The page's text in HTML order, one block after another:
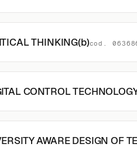
THINKING(b)cod.
CONTROL
AWARE DESIGN OF